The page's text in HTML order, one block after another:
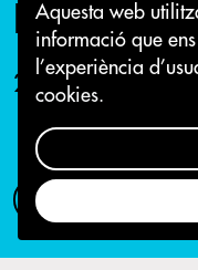
Aquesta web
informació que
l’experiència
cookies.
Lisboa
27 de novembre
Com participar